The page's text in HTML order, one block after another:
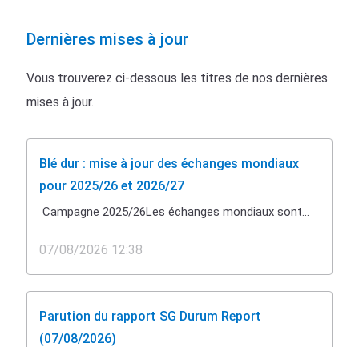
Dernières mises à jour
Vous trouverez ci-dessous les titres de nos dernières
mises à jour.
Blé dur : mise à jour des échanges mondiaux
pour 2025/26 et 2026/27
Campagne 2025/26Les échanges mondiaux sont...
07/08/2026 12:38
Parution du rapport SG Durum Report
(07/08/2026)